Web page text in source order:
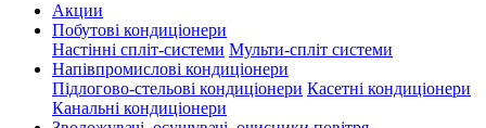
Акции
Побутові кондиціонери
Настінні спліт-системи Мульти-спліт системи
Напівпромислові кондиціонери
Підлогово-стельові кондиціонери Касетні кондиціонери
Канальні кондиціонери